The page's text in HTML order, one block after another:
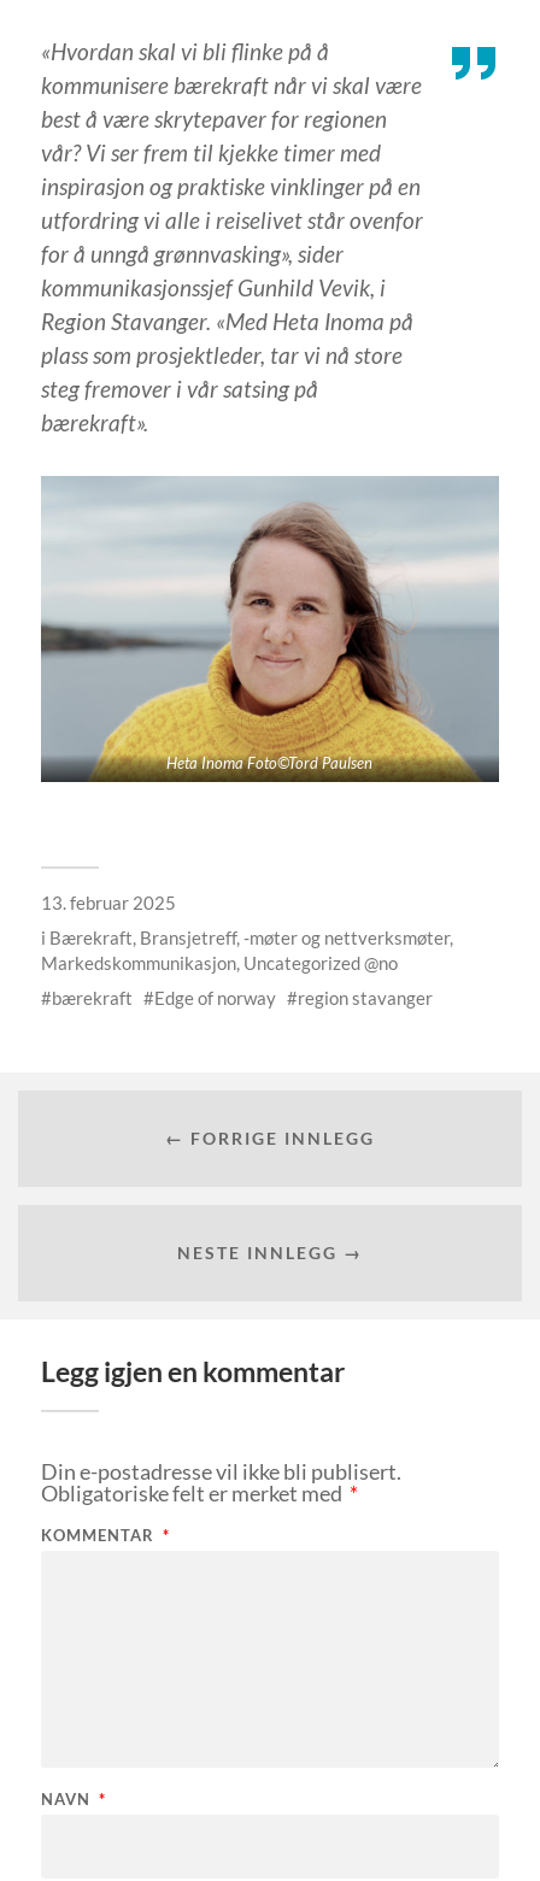
«Hvordan skal vi bli flinke på å
kommunisere bærekraft når vi skal være
best å være skrytepaver for regionen
vår? Vi ser frem til kjekke timer med
inspirasjon og praktiske vinklinger på en
utfordring vi alle i reiselivet står ovenfor
for å unngå grønnvasking», sider
kommunikasjonssjef Gunhild Vevik, i
Region Stavanger. «Med Heta Inoma på
plass som prosjektleder, tar vi nå store
steg fremover i vår satsing på
bærekraft».
Heta Inoma Foto©Tord Paulsen
13. februar 2025
i Bærekraft, Bransjetreff, -møter og nettverksmøter,
Markedskommunikasjon, Uncategorized @no
bærekraft
Edge of norway region stavanger
← FORRIGE INNLEGG
NESTE INNLEGG →
Legg igjen en kommentar
Din e-postadresse vil ikke bli publisert.
Obligatoriske felt er merket med *
KOMMENTAR *
NAVN *